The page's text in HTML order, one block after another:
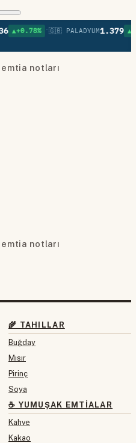
•🇬🇧 PALADYUM1.379 ▲+0.75%
notları
notları
🌾 TAHILLAR
Buğday
Mısır
Pirinç
Soya
☕ YUMUŞAK EMTIALAR
Kahve
Kakao